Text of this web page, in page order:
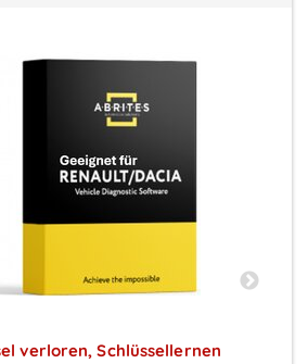
verloren, Schlüssellernen